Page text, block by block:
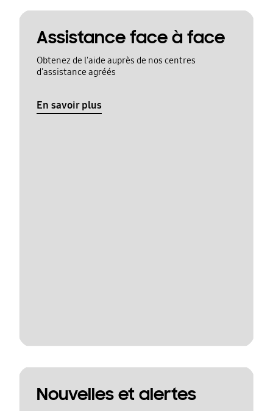
Assistance face à face
Obtenez de l'aide auprès de nos centres
d'assistance agréés
En savoir plus
Nouvelles et alertes